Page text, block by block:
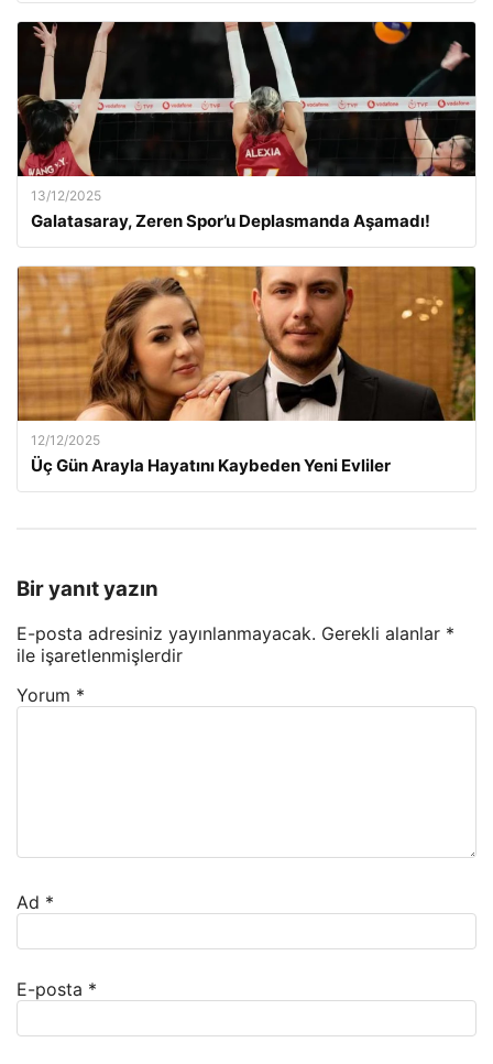
13/12/2025
Galatasaray, Zeren Spor’u Deplasmanda Aşamadı!
12/12/2025
Üç Gün Arayla Hayatını Kaybeden Yeni Evliler
Bir yanıt yazın
E-posta adresiniz yayınlanmayacak. Gerekli alanlar *
ile işaretlenmişlerdir
Yorum *
Ad *
E-posta *